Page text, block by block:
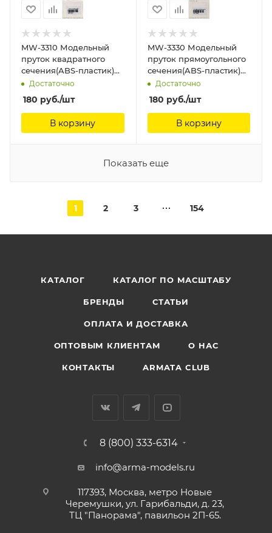
MW-3310 Модельный
пруток квадратного
сечения(ABS-пластик)
0.5 мм * 250мм 8шт
ManWah
Достаточно
180 руб./шт
В корзину
MW-3330 Модельный
пруток прямоугольного
сечения(ABS-пластик)
4*2*250mm 4шт
ManWah
Достаточно
180 руб./шт
В корзину
Показать еще
1 2 3 154
КАТАЛОГ КАТАЛОГ ПО МАСШТАБУ
БРЕНДЫ СТАТЬИ
ОПЛАТА И ДОСТАВКА
ОПТОВЫМ КЛИЕНТАМ О НАС
КОНТАКТЫ ARMATA CLUB
8 (800) 333-6314
info@arma-models.ru
117393, Москва, метро Новые
Черемушки, ул. Гарибальди, д. 23,
ТЦ "Панорама", павильон 2П-65.